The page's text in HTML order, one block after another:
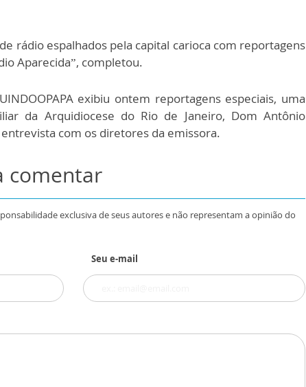
rádio espalhados pela capital carioca com reportagens
Aparecida”, completou.
exibiu ontem reportagens especiais, uma
da Arquidiocese do Rio de Janeiro, Dom Antônio
com os diretores da emissora.
comentar
exclusiva de seus autores e não representam a opinião do
Seu e-mail